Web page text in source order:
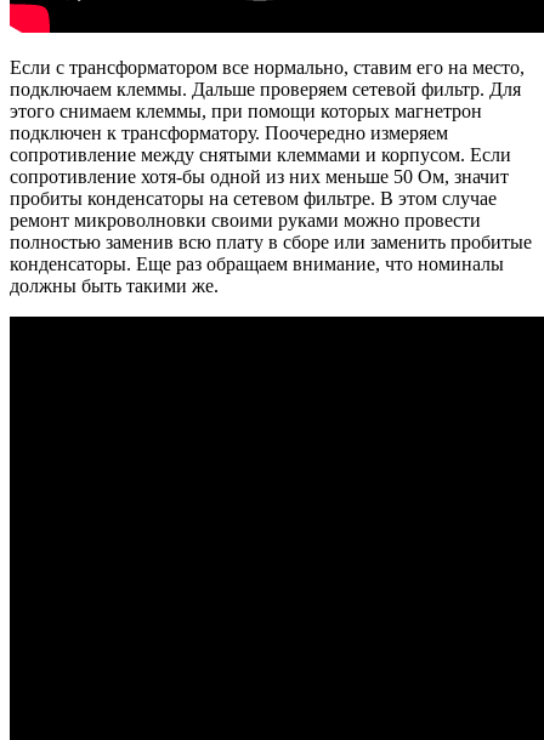
Если с трансформатором все нормально, ставим его на место,
подключаем клеммы. Дальше проверяем сетевой фильтр. Для
этого снимаем клеммы, при помощи которых магнетрон
подключен к трансформатору. Поочередно измеряем
сопротивление между снятыми клеммами и корпусом. Если
сопротивление хотя-бы одной из них меньше 50 Ом, значит
пробиты конденсаторы на сетевом фильтре. В этом случае
ремонт микроволновки своими руками можно провести
полностью заменив всю плату в сборе или заменить пробитые
конденсаторы. Еще раз обращаем внимание, что номиналы
должны быть такими же.